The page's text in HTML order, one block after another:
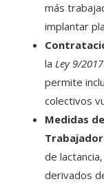
más
implantar
la Ley 9/
permite
colectivos
Medidas
de
derivados